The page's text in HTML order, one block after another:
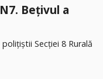
Bețivul a
Secției 8 Rurală